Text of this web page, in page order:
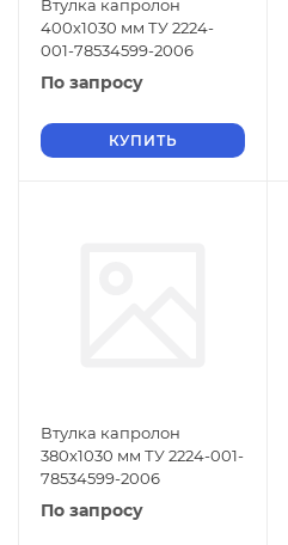
Втулка капролон
400х1030 мм ТУ 2224-
001-78534599-2006
По запросу
КУПИТЬ
Втулка капролон
380х1030 мм ТУ 2224-001-
78534599-2006
По запросу